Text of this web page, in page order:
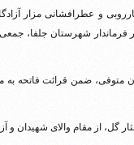
فرماندار شهرستان جلفا،
متوفی، ضمن قرائت فاتحه
گل، از مقام والای شهیدان و